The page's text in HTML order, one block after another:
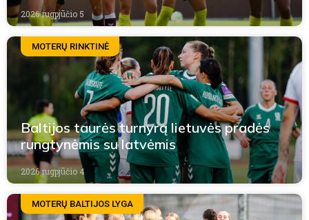
2026 rugpjūčio 5
MOTERŲ RINKTINĖ
Baltijos taurės turnyrą lietuvės pradės
rungtynėmis su latvėmis
2026 rugpjūčio 4
MOTERŲ BALTIJOS LYGA